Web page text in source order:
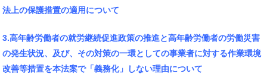
法上の保護措置の適用について
3.高年齢労働者の就労継続促進政策の推進と高年齢労働者の労働災害
の発生状況、及び、その対策の一環としての事業者に対する作業環境
改善等措置を本法案で「義務化」しない理由について